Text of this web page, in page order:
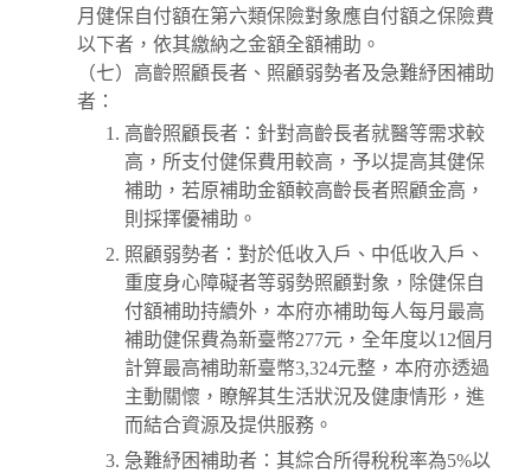
月健保自付額在第六類保險對象應自付額之保險費
以下者，依其繳納之金額全額補助。
（七）高齡照顧長者、照顧弱勢者及急難紓困補助
者：
高齡照顧長者：針對高齡長者就醫等需求較
高，所支付健保費用較高，予以提高其健保
補助，若原補助金額較高齡長者照顧金高，
則採擇優補助。
照顧弱勢者：對於低收入戶、中低收入戶、
重度身心障礙者等弱勢照顧對象，除健保自
付額補助持續外，本府亦補助每人每月最高
補助健保費為新臺幣277元，全年度以12個月
計算最高補助新臺幣3,324元整，本府亦透過
主動關懷，瞭解其生活狀況及健康情形，進
而結合資源及提供服務。
急難紓困補助者：其綜合所得稅稅率為5%以